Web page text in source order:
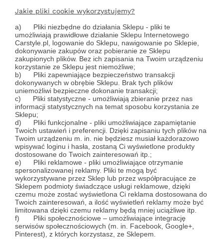
Jakie pliki cookie wykorzystujemy?
a)
Pliki niezbędne do działania Sklepu - pliki te
umożliwiają prawidłowe działanie Sklepu Internetowego
Carstyle.pl, logowanie do Sklepu, nawigowanie po Sklepie,
dokonywanie zakupów oraz pobieranie ze Sklepu
zakupionych plików. Bez ich zapisania na Twoim urządzeniu
korzystanie ze Sklepu jest niemożliwe;
b)
Pliki zapewniające bezpieczeństwo transakcji
dokonywanych w obrębie Sklepu. Brak tych plików
uniemożliwi bezpieczne dokonanie transakcji;
c) Pliki statystyczne - umożliwiają zbieranie przez nas
informacji statystycznych na temat sposobu korzystania ze
Sklepu;
d) Pliki funkcjonalne - pliki umożliwiające zapamiętanie
Twoich ustawień i preferencji. Dzięki zapisaniu tych plików na
Twoim urządzeniu m. in. nie będziesz musiał każdorazowo
wpisywać loginu i hasła, zostaną Ci wyświetlone produkty
dostosowane do Twoich zainteresowań itp.;
e)
Pliki reklamowe - pliki umożliwiające otrzymanie
spersonalizowanej reklamy. Pliki te mogą być
wykorzystywane przez Sklep lub przez współpracujące ze
Sklepem podmioty świadczące usługi reklamowe, dzięki
czemu może zostać wyświetlona Ci reklama dostosowana do
Twoich zainteresowań, a ilość wyświetleń reklamy może być
limitowana dzięki czemu reklamy będą mniej uciążliwe itp.
f)
Pliki społecznościowe – umożliwiające integrację
serwisów społecznościowych (m. in. Facebook, Google+,
Pinterest), z których korzystasz, ze Sklepem.